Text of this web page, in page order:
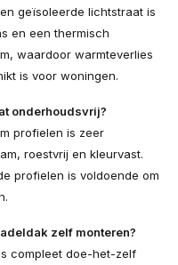
geïsoleerde lichtstraat is
en een thermisch
waardoor warmteverlies
is voor woningen.
onderhoudsvrij?
profielen is zeer
roestvrij en kleurvast.
profielen is voldoende om
zelf monteren?
compleet doe-het-zelf